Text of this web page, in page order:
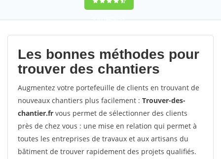
9,5(100%)31
votes
Les bonnes méthodes pour
trouver des chantiers
Augmentez votre portefeuille de clients en trouvant de
nouveaux chantiers plus facilement : Trouver-des-
chantier.fr vous permet de sélectionner des clients
près de chez vous : une mise en relation qui permet à
toutes les entreprises de travaux et aux artisans du
bâtiment de trouver rapidement des projets qualifiés.